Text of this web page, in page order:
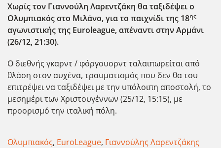
Χωρίς τον Γιαννούλη Λαρεντζάκη θα ταξιδέψει ο
Ολυμπιακός στο Μιλάνο, για το παιχνίδι της 18ης
αγωνιστικής της Euroleague, απέναντι στην Αρμάνι
(26/12, 21:30).
Ο διεθνής γκαρντ / φόργουορντ ταλαιπωρείται από
θλάση στον αυχένα, τραυματισμός που δεν θα του
επιτρέψει να ταξιδέψει με την υπόλοιπη αποστολή, το
μεσημέρι των Χριστουγέννων (25/12, 15:15), με
προορισμό την ιταλική πόλη.
Ολυμπιακός, EuroLeague, Γιαννούλης Λαρεντζάκης